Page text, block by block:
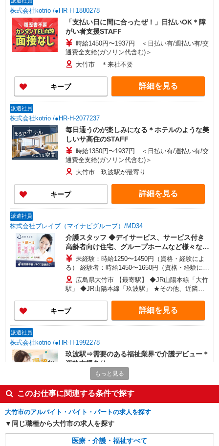
株式会社kotrio /●HR-H-1880278
「支払い日に間に合ったぜ！」日払いOK＊障
がい者支援STAFF
時給1450円〜1937円 ＜日払い有/週払い有/交
通費全支給(ガソリン代含む)＞
大竹市 ＊来社不要
キープ 詳細を見る
派遣社員
株式会社kotrio /●HR-H-2077237
毎日通うのが楽しみになる＊ホテルのような美
しいサ高住のSTAFF
時給1350円〜1937円 ＜日払い有/週払い有/交
通費全支給(ガソリン代含む)＞
大竹市｜玖波駅が最寄り
キープ 詳細を見る
派遣社員
株式会社ブレイブ（マイナビグループ）/MD34
介護スタッフ ◆デイサービス、サービス付き
高齢者向け住宅、グループホームなど様々な勤
務先から選べます。
未経験：時給1250〜1450円（資格・経験によ
る） 経験者：時給1450〜1650円（資格・経験によ
る） ◎月収例 時給1650円×1日8時間×22日（週5
日）＝29万400円 ◆昇給あり ◆支払い方法 ※日払
い/週払い/月払い対応も可能です。詳しくは面談時
にご相談ください。 ◆交通費：別途全額支給 ※当
社規定あり
広島県大竹市 【最寄駅】 ◆JR山陽本線「大竹
駅」 ◆JR山陽本線「玖波駅」 ★その他、近隣に
キープ 詳細を見る
派遣社員
株式会社kotrio /●HR-H-1992278
玖波駅⇒需要のある福祉業界で介護デビュー＊
資格支援あり
時給1350円〜1937円 ＜日払い有/週払い有/交
通費全支給(ガソリン代含む)＞
大竹市 ＊来社不要
キープ 詳細を見る
もっと見る
このお仕事に関連する条件で探す
大竹市のアルバイト・バイト・パートの求人を探す
同じ職種から大竹市の求人を探す
医療・介護・福祉すべて